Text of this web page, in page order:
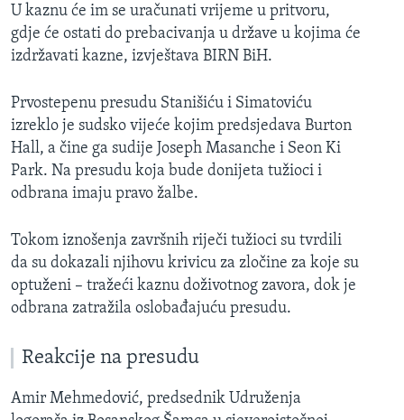
U kaznu će im se uračunati vrijeme u pritvoru,
gdje će ostati do prebacivanja u države u kojima će
izdržavati kazne, izvještava BIRN BiH.
Prvostepenu presudu Stanišiću i Simatoviću
izreklo je sudsko vijeće kojim predsjedava Burton
Hall​, a čine ga sudije Joseph Masanche​ i Seon Ki
Park. Na presudu koja bude donijeta tužioci i
odbrana imaju pravo žalbe.
Tokom iznošenja završnih riječi tužioci su tvrdili
da su dokazali njihovu krivicu za zločine za koje su
optuženi – tražeći kaznu doživotnog zavora, dok je
odbrana zatražila oslobađajuću presudu.
Reakcije na presudu
Amir Mehmedović, predsednik Udruženja